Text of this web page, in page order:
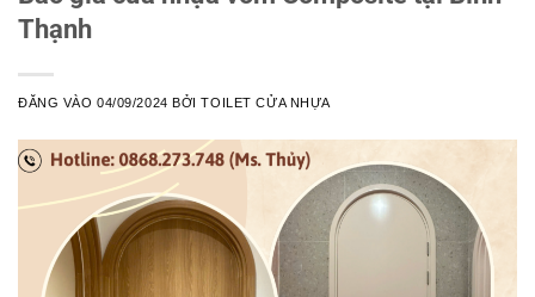
Thạnh
ĐĂNG VÀO04/09/2024 BỞITOILET CỬA NHỰA